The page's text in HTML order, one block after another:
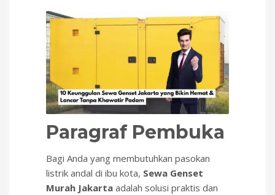
Paragraf Pembuka
Bagi Anda yang membutuhkan pasokan
listrik andal di ibu kota, Sewa Genset
Murah Jakarta adalah solusi praktis dan